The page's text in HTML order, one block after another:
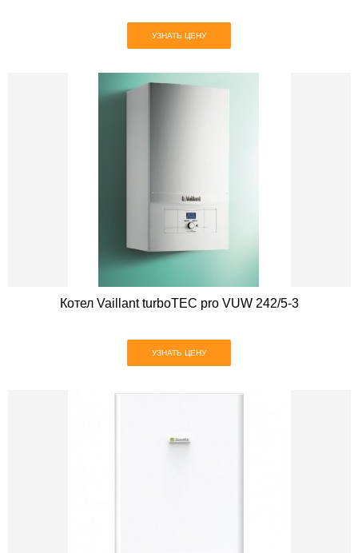
УЗНАТЬ ЦЕНУ
Котел Vaillant turboTEC pro VUW 242/5-3
УЗНАТЬ ЦЕНУ